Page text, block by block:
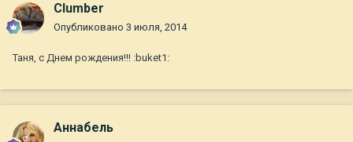
Clumber
Опубликовано 3 июля, 2014
Таня, с Днем рождения!!! :buket1:
Aннaбель